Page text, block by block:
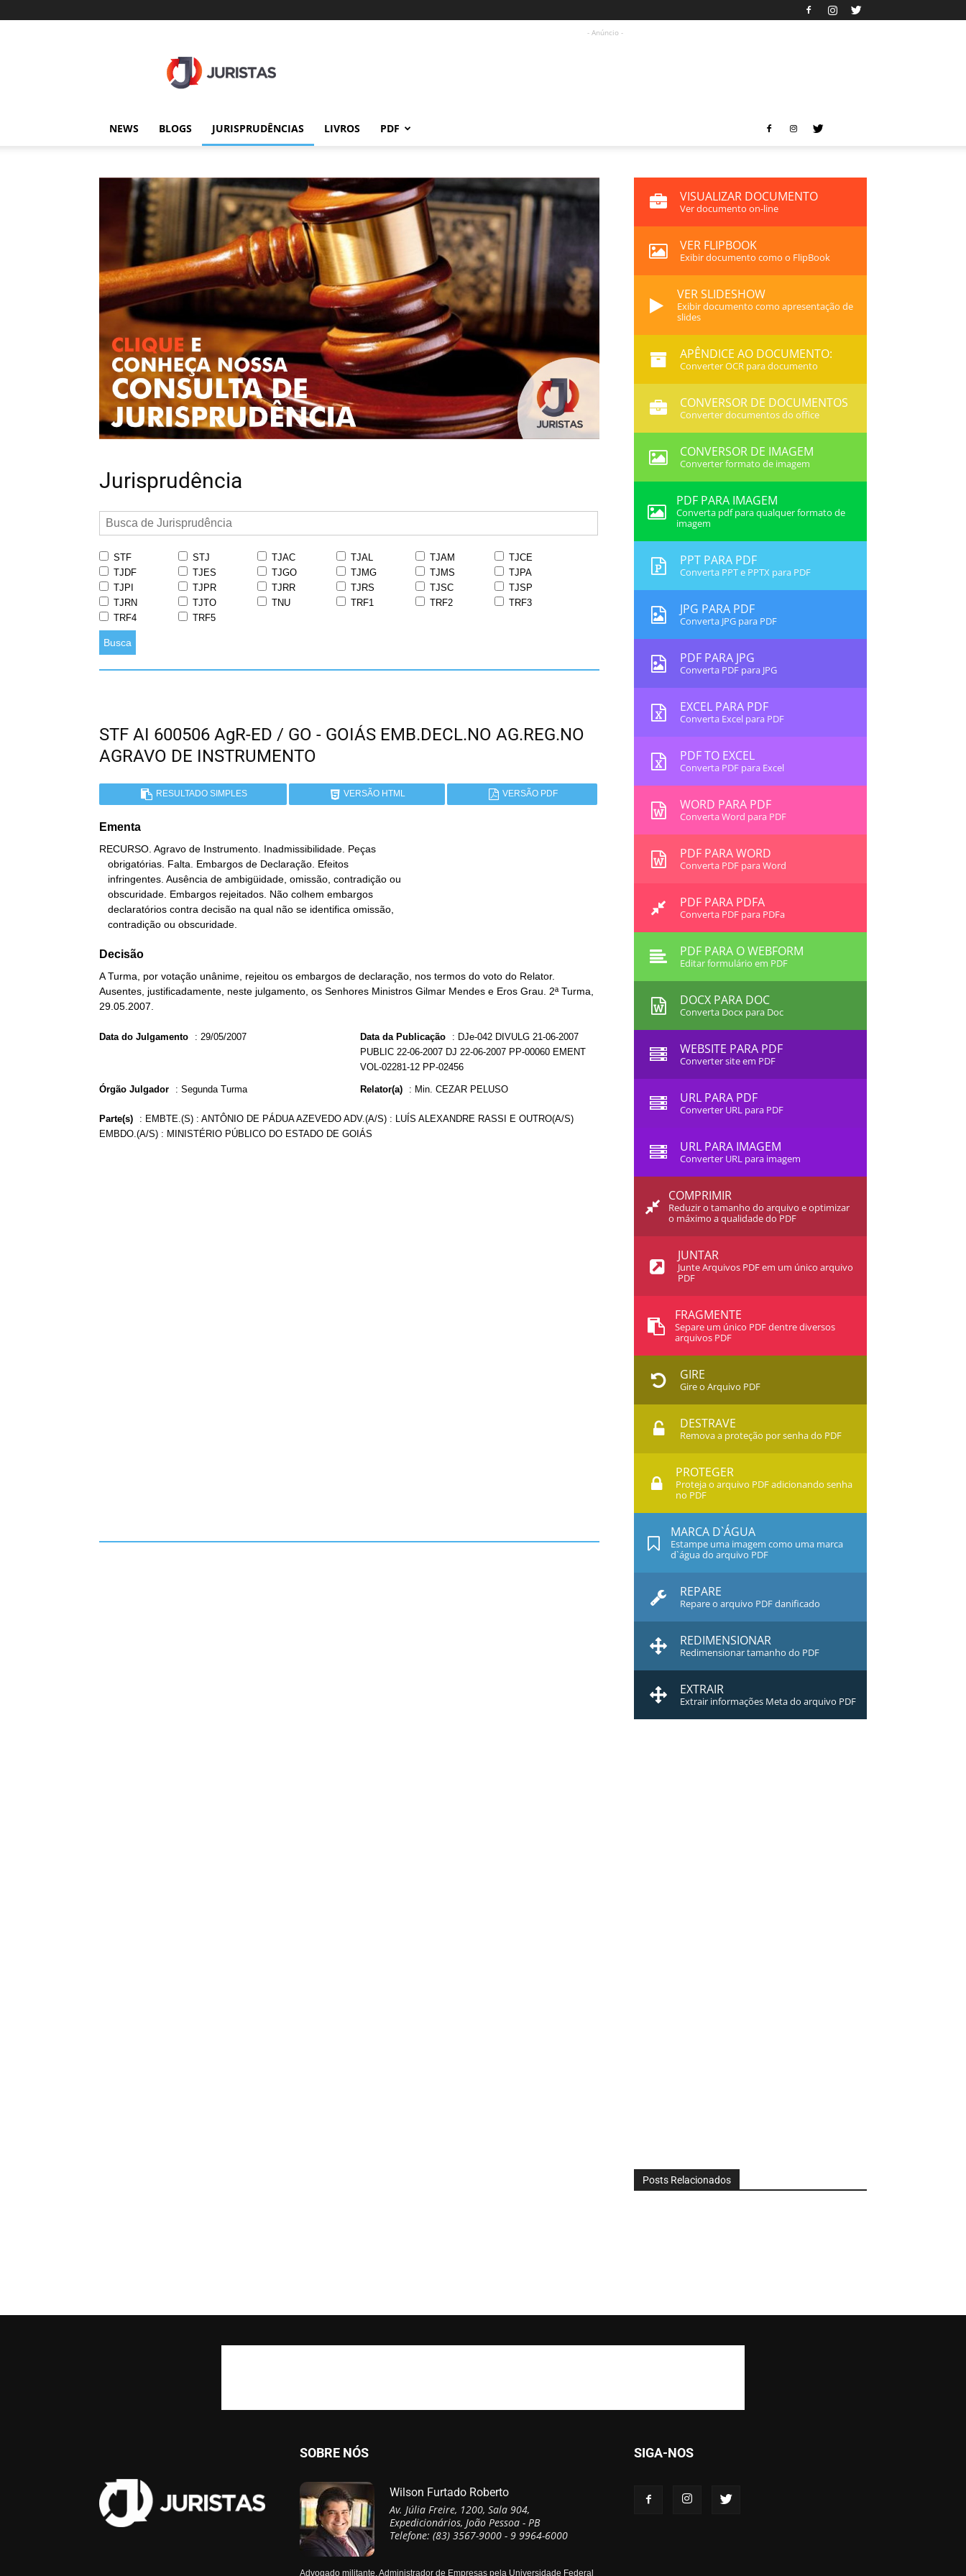
- Anúncio -
NEWS BLOGS JURISPRUDÊNCIAS LIVROS PDF
Jurisprudência
STF STJ TJAC TJAL TJAM
TJCE
TJDF
TJES TJGO TJMG TJMS
TJPA
TJPI
TJPR TJRR TJRS TJSC
TJSP
TJRN
TJTO TNU TRF1 TRF2
TRF3
TRF4
TRF5
Busca
STF AI 600506 AgR-ED / GO - GOIÁS EMB.DECL.NO AG.REG.NO
AGRAVO DE INSTRUMENTO
RESULTADO SIMPLES VERSÃO HTML VERSÃO PDF
Ementa
RECURSO. Agravo de Instrumento. Inadmissibilidade. Peças
   contradição ou obscuridade.
Decisão
A Turma, por votação unânime, rejeitou os embargos de declaração, nos termos do voto do Relator.
Ausentes, justificadamente, neste julgamento, os Senhores Ministros Gilmar Mendes e Eros Grau. 2ª Turma,
29.05.2007.
Data do Julgamento : 29/05/2007 Data da Publicação : DJe-042 DIVULG 21-06-2007
PUBLIC 22-06-2007 DJ 22-06-2007 PP-00060 EMENT
VOL-02281-12 PP-02456
Órgão Julgador : Segunda Turma Relator(a) : Min. CEZAR PELUSO
Parte(s) : EMBTE.(S) : ANTÔNIO DE PÁDUA AZEVEDO ADV.(A/S) : LUÍS ALEXANDRE RASSI E OUTRO(A/S)
EMBDO.(A/S) : MINISTÉRIO PÚBLICO DO ESTADO DE GOIÁS
VISUALIZAR DOCUMENTO
Ver documento on-line
VER FLIPBOOK
Exibir documento como o FlipBook
VER SLIDESHOW
Exibir documento como apresentação de
slides
APÊNDICE AO DOCUMENTO:
Converter OCR para documento
CONVERSOR DE DOCUMENTOS
Converter documentos do office
CONVERSOR DE IMAGEM
Converter formato de imagem
PDF PARA IMAGEM
Converta pdf para qualquer formato de
imagem
PPT PARA PDF
Converta PPT e PPTX para PDF
JPG PARA PDF
Converta JPG para PDF
PDF PARA JPG
Converta PDF para JPG
EXCEL PARA PDF
Converta Excel para PDF
PDF TO EXCEL
Converta PDF para Excel
WORD PARA PDF
Converta Word para PDF
PDF PARA WORD
Converta PDF para Word
PDF PARA PDFA
Converta PDF para PDFa
PDF PARA O WEBFORM
Editar formulário em PDF
DOCX PARA DOC
Converta Docx para Doc
WEBSITE PARA PDF
Converter site em PDF
URL PARA PDF
Converter URL para PDF
URL PARA IMAGEM
Converter URL para imagem
COMPRIMIR
Reduzir o tamanho do arquivo e optimizar
o máximo a qualidade do PDF
JUNTAR
Junte Arquivos PDF em um único arquivo
PDF
FRAGMENTE
Separe um único PDF dentre diversos
arquivos PDF
GIRE
Gire o Arquivo PDF
DESTRAVE
Remova a proteção por senha do PDF
PROTEGER
Proteja o arquivo PDF adicionando senha
no PDF
MARCA D`ÁGUA
Estampe uma imagem como uma marca
d`água do arquivo PDF
REPARE
Repare o arquivo PDF danificado
REDIMENSIONAR
Redimensionar tamanho do PDF
EXTRAIR
Extrair informações Meta do arquivo PDF
Posts Relacionados
SOBRE NÓS
Wilson Furtado Roberto
Av. Júlia Freire, 1200, Sala 904,
Expedicionários, João Pessoa - PB
Telefone: (83) 3567-9000 - 9 9964-6000
Advogado militante, Administrador de Empresas pela Universidade Federal
SIGA-NOS